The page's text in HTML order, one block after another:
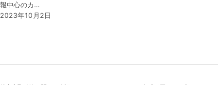
報中心のカ…
2023年10月2日